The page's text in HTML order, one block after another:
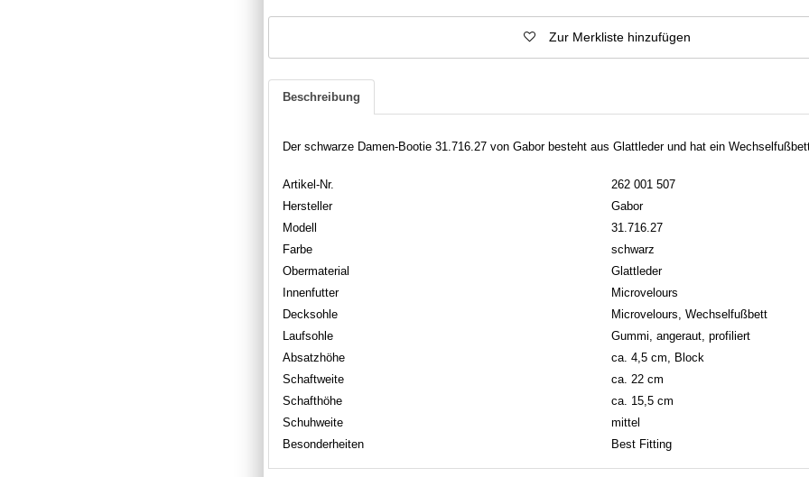
Zur Merkliste hinzufügen
Beschreibung
Der schwarze Damen-Bootie 31.716.27 von Gabor besteht aus Glattleder und hat ein
Artikel-Nr.
262 001 507
Hersteller
Gabor
Modell
31.716.27
Farbe
schwarz
Obermaterial
Glattleder
Innenfutter
Microvelours
Decksohle
Microvelours, Wechselfußbett
Laufsohle
Gummi, angeraut, profiliert
Absatzhöhe
ca. 4,5 cm, Block
Schaftweite
ca. 22 cm
Schafthöhe
ca. 15,5 cm
Schuhweite
mittel
Besonderheiten
Best Fitting